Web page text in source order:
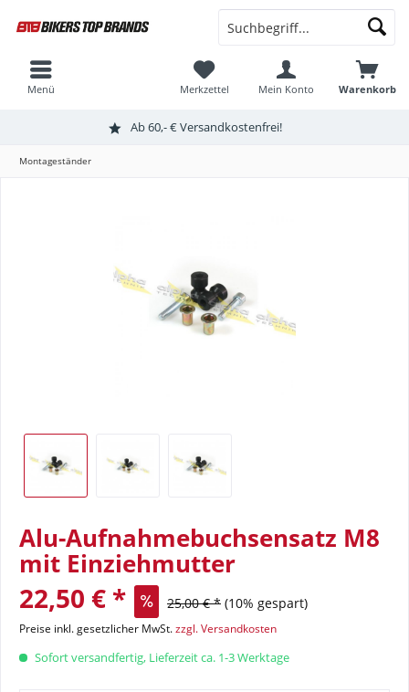
Ab 60,- € Versandkostenfrei!
Warenkorb
Merkzettel Mein Konto
Menü
Montageständer
Alu-Aufnahmebuchsensatz M8
mit Einziehmutter
22,50 € * 25,00 € * (10% gespart)
Preise inkl. gesetzlicher MwSt.zzgl. Versandkosten
Sofort versandfertig, Lieferzeit ca. 1-3 Werktage